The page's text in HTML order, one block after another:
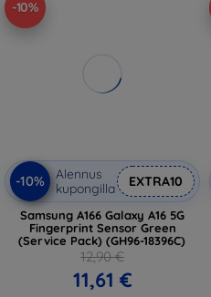
-10%
-10%
Alennus
kupongilla
EXTRA10
Samsung A166 Galaxy A16 5G
Fingerprint Sensor Green
(Service Pack) (GH96-18396C)
12,90 €
11,61 €